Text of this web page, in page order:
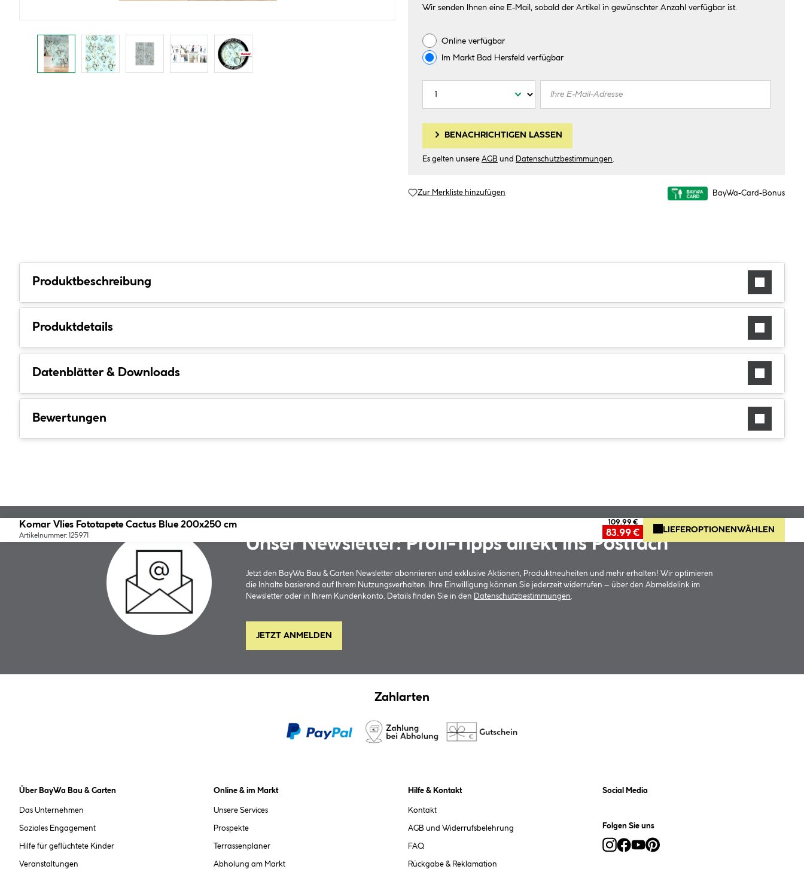
Wir senden Ihnen eine E-Mail, sobald der Artikel in gewünschter Anzahl verfügbar ist.
Online verfügbar
Im Markt Bad Hersfeld verfügbar
BENACHRICHTIGEN LASSEN
Es gelten unsere AGB und Datenschutzbestimmungen
Zur Merkliste hinzufügen BayWa-Card-Bonus
Produktbeschreibung
Produktdetails
Datenblätter & Downloads
Bewertungen
Komar Vlies Fototapete Cactus Blue 200x250 cm
Artikelnummer: 125971
109.99 €
83.99 € LIEFEROPTIONEN WÄHLEN
Unser Newsletter: Profi-Tipps direkt ins Postfach
Jetzt den BayWa Bau & Garten Newsletter abonnieren und exklusive Aktionen, Produktneuheiten und mehr erhalten! Wir optimieren
die Inhalte basierend auf Ihrem Nutzungsverhalten. Ihre Einwilligung können Sie jederzeit widerrufen – über den Abmeldelink im
Newsletter oder in Ihrem Kundenkonto. Details finden Sie in den
Datenschutzbestimmungen
JETZT ANMELDEN
Zahlarten
Über BayWa Bau & Garten
Das Unternehmen
Soziales Engagement
Hilfe für geflüchtete Kinder
Veranstaltungen
Online & im Markt
Unsere Services
Prospekte
Terrassenplaner
Abholung am Markt
Hilfe & Kontakt
Kontakt
AGB und Widerrufsbelehrung
FAQ
Rückgabe & Reklamation
Social Media
Folgen Sie uns